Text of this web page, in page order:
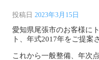
投稿日 2023年3月15日
愛知県尾張市のお客様に
ト、年式2017年をご提案
これから一般整備、年次